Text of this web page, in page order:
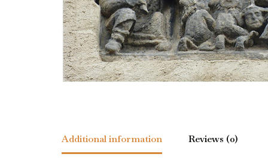
Additional information Reviews (0)